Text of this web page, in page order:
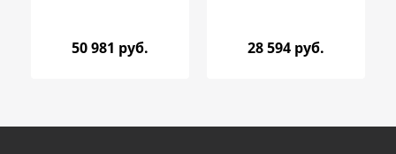
50 981 руб. 28 594 руб.